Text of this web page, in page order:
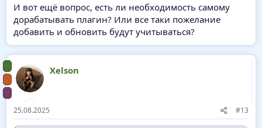
И вот ещё вопрос, есть ли необходимость самому
дорабатывать плагин? Или все таки пожелание
добавить и обновить будут учитываться?
Xelson
25.08.2025 #13